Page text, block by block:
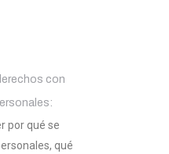
con
por qué se
qué